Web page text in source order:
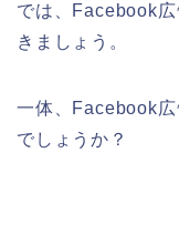
では、Facebook
きましょう。
一体、Facebook
でしょうか？